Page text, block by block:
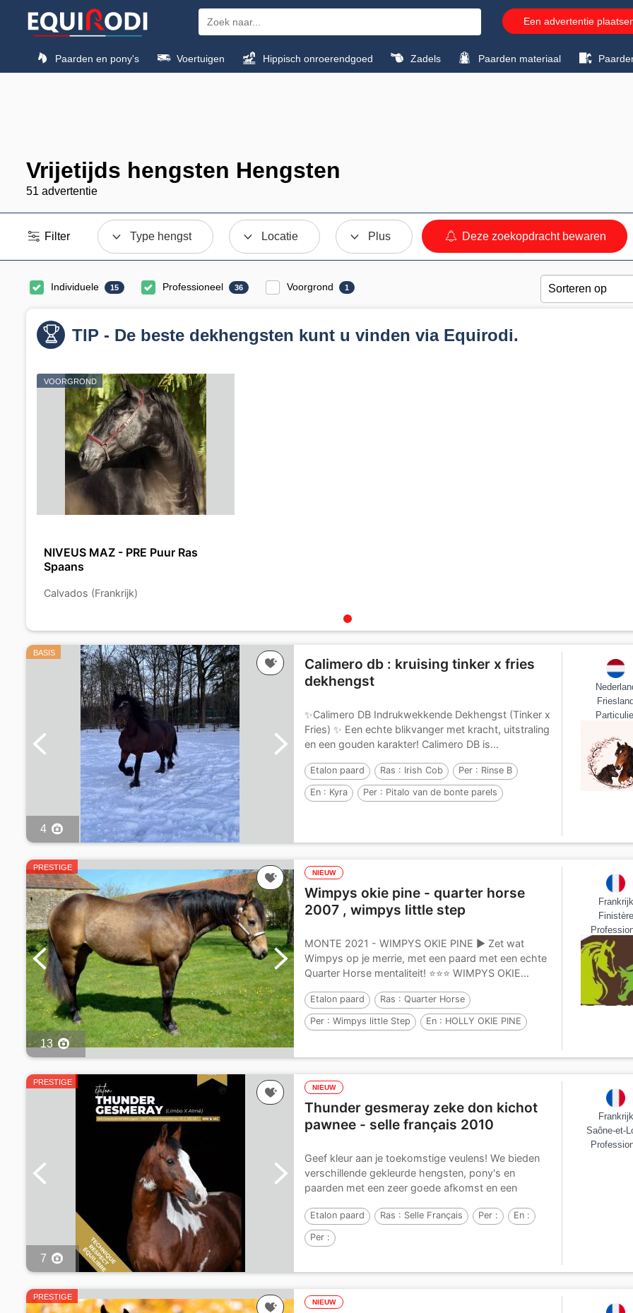
Een advertentie
Paarden en pony's Voertuigen Hippisch onroerendgoed Zadels Paarden materiaal
Vrijetijds hengsten Hengsten
51 advertentie
Filter Type hengst Locatie Plus Deze zoekopdracht bewaren
Individuele 15 Professioneel 36 Voorgrond 1
TIP - De beste dekhengsten kunt u vinden via Equirodi.
VOORGROND
NIVEUS MAZ - PRE Puur Ras
Spaans
Calvados (Frankrijk)
BASIS
4
Calimero db : kruising tinker x fries
dekhengst
✨Calimero DB Indrukwekkende Dekhengst (Tinker x
Fries) ✨ Een echte blikvanger met kracht, uitstraling
en een gouden karakter! Calimero DB is...
Etalon paard Ras : Irish Cob Per : Rinse B
En : Kyra Per : Pitalo van de bonte parels
PRESTIGE
13
NIEUW
Wimpys okie pine - quarter horse
2007 , wimpys little step
MONTE 2021 - WIMPYS OKIE PINE ▶ Zet wat
Wimpys op je merrie, met een paard met een echte
Quarter Horse mentaliteit! ⭐⭐⭐ WIMPYS OKIE...
Etalon paard Ras :Quarter Horse
Per :Wimpys little Step En : HOLLY OKIE PINE
Frankrijk
Finistère
PRESTIGE
7
NIEUW
Thunder gesmeray zeke don kichot
pawnee - selle français 2010
Geef kleur aan je toekomstige veulens! We bieden
verschillende gekleurde hengsten, pony's en
paarden met een zeer goede afkomst en een
Etalon paard Ras : Selle Français Per : En :
Per :
Frankrijk
Saône-et-
PRESTIGE
NIEUW